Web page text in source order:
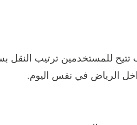
للمستخدمين ترتيب النقل
داخل الرياض في نفس اليوم.